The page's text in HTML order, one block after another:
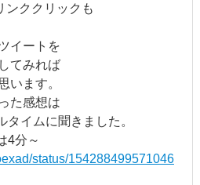
ンククリックも
イートを
てみれば
います。
た感想は
イムに聞きました。
4分～
status/154288499571046